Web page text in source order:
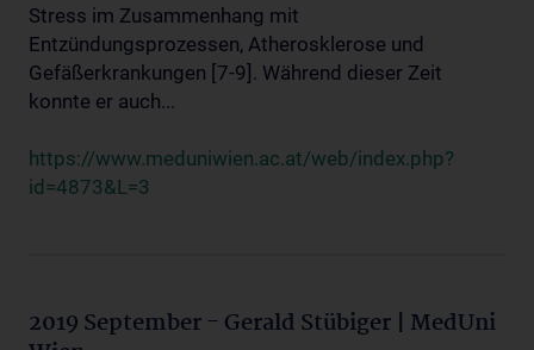
Stress im Zusammenhang mit
Entzündungsprozessen, Atherosklerose und
Gefäßerkrankungen [7-9]. Während dieser Zeit
konnte er auch...
https://www.meduniwien.ac.at/web/index.php?
id=4873&L=3
2019 September - Gerald Stübiger | MedUni